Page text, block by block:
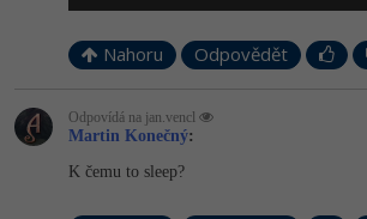
Nahoru Odpovědět
Odpovídá na jan.vencl
Martin Konečný:
K čemu to sleep?